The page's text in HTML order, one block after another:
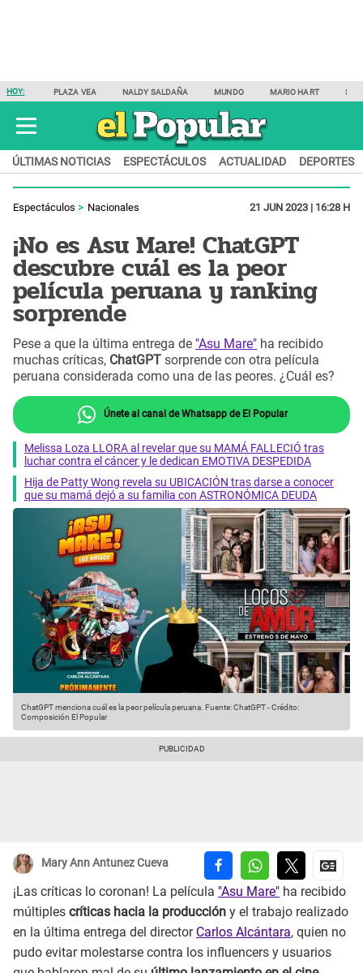
HOY: PLAZA VEA NALDY SALDAÑA MUNDO MARIO HART
ÚLTIMAS NOTICIAS ESPECTÁCULOS ACTUALIDAD DEPORTES
Espectáculos Nacionales 21 JUN 2023 | 16:28 H
¡No es Asu Mare! ChatGPT
descubre cuál es la peor
película peruana y ranking
sorprende
Pese a que la última entrega de "Asu Mare" ha recibido
muchas críticas, ChatGPT sorprende con otra película
peruana considerada como una de las peores. ¿Cuál es?
Únete al canal de Whatsapp de El Popular
Melissa Loza LLORA al revelar que su MAMÁ FALLECIÓ tras
luchar contra el cáncer y le dedican EMOTIVA DESPEDIDA
Hija de Patty Wong revela su UBICACIÓN tras darse a conocer
que su mamá dejó a su familia con ASTRONÓMICA DEUDA
ChatGPT menciona cuál es la peor película peruana. Fuente: ChatGPT-Crédito:
Composición El Popular
Mary Ann Antunez Cueva
¡Las críticas lo coronan! La película "Asu Mare" ha recibido
múltiples críticas hacia la producción y el trabajo realizado
en la última entrega del director Carlos Alcántara, quien no
pudo evitar molestarse contra los influencers y usuarios